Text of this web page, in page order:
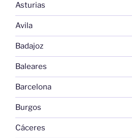
Asturias
Avila
Badajoz
Baleares
Barcelona
Burgos
Cáceres